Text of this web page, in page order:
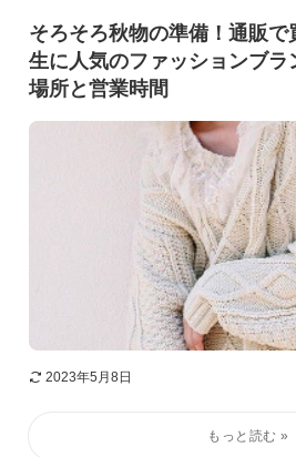
そろそろ秋物の準備！通販
生に人気のファッションブ
場所と営業時間
2023年5月8日